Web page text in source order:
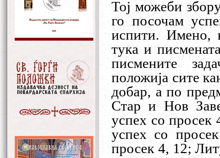
Тој можеби
го посочам
испити. Имено,
тука и
писмените
положија сите
добар, а по
Стар и Нов
успех со просек
успех со
просек 4, 12;